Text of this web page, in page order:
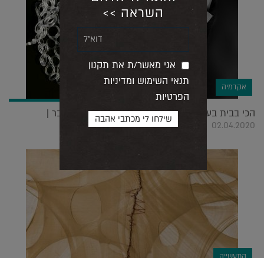
אקדמיה
הכי בבית בעולם – ככה לומדים עיצוב בתקופת משבר |
02.04.2020
השראה >>
אני מאשר/ת את תקנון
תנאי השימוש ומדיניות
הפרטיות